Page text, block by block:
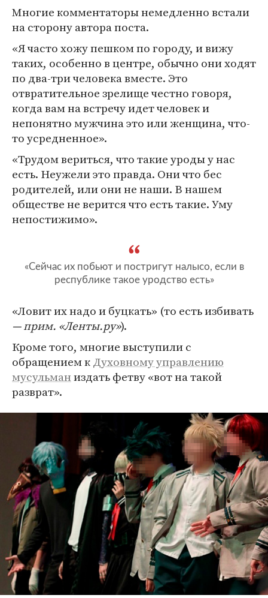
Многие комментаторы немедленно встали
на сторону автора поста.
«Я часто хожу пешком по городу, и вижу
таких, особенно в центре, обычно они ходят
по два-три человека вместе. Это
отвратительное зрелище честно говоря,
когда вам на встречу идет человек и
непонятно мужчина это или женщина, что-
то усредненное».
«Трудом вериться, что такие уроды у нас
есть. Неужели это правда. Они что бес
родителей, или они не наши. В нашем
обществе не верится что есть такие. Уму
непостижимо».
«Сейчас их побьют и постригут налысо, если в
республике такое уродство есть»
«Ловит их надо и буцкать» (то есть избивать
— прим. «Ленты.ру»).
Кроме того, многие выступили с
обращением кДуховному управлению
мусульманиздать фетву «вот на такой
разврат».